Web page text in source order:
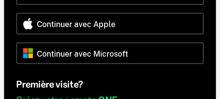
Continuer avec Apple
Continuer avec Microsoft
Première visite?